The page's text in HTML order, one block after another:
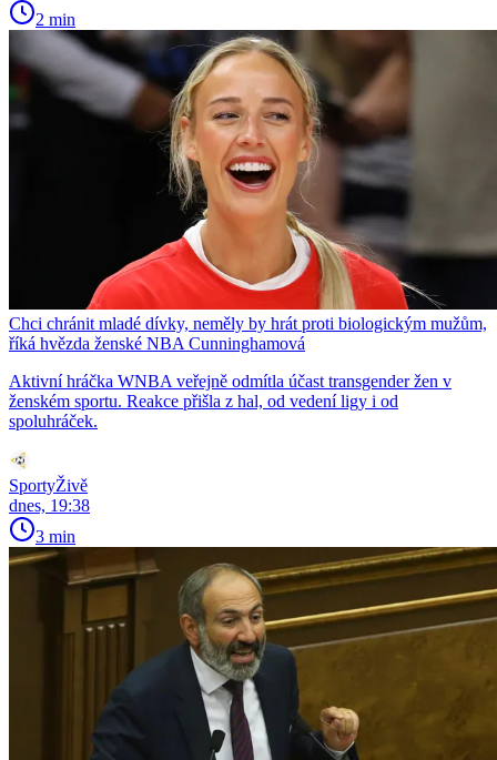
2 min
Chci chránit mladé dívky, neměly by hrát proti biologickým mužům,
říká hvězda ženské NBA Cunninghamová
Aktivní hráčka WNBA veřejně odmítla účast transgender žen v
ženském sportu. Reakce přišla z hal, od vedení ligy i od
spoluhráček.
SportyŽivě
dnes, 19:38
3 min